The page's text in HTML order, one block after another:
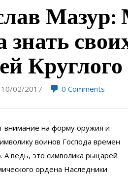
Мазур:
знать
Круглого
10/02/2017 0 Comments
внимание на форму оружия и
воинов Господа времен
ведь, это символика рыцарей
ордена Наследники